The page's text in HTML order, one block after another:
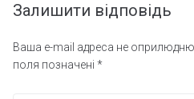
Залишити відповідь
Ваша e-mail адреса не
поля позначені *